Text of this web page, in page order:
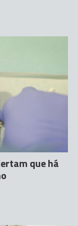
que há